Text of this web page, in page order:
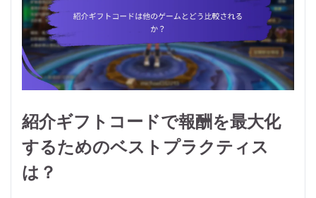
紹介ギフトコードで報酬を最大化
するためのベストプラクティス
は？